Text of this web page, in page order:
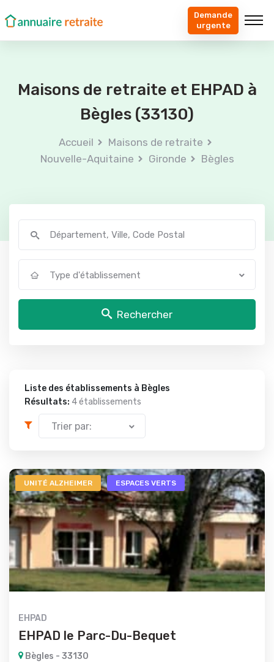
Demande
urgente
Maisons de retraite et EHPAD à
Bègles (33130)
Accueil
Maisons de retraite
Nouvelle-Aquitaine
Gironde Bègles
Type d'établissement
Rechercher
Liste des établissements à Bègles
Résultats: 4 établissements
Trier par:
UNITÉ ALZHEIMER ESPACES VERTS
EHPAD
EHPAD le Parc-Du-Bequet
Bègles - 33130